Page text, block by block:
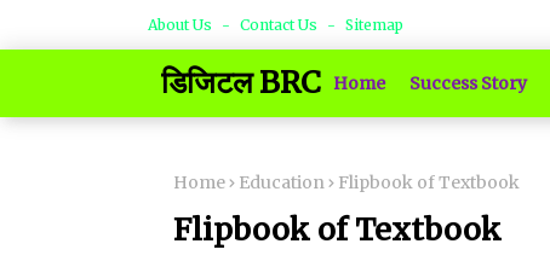
About Us Contact Us Sitemap
डिजिटल BRC Home Success Story
Home Education Flipbook of Textbook
Flipbook of Textbook